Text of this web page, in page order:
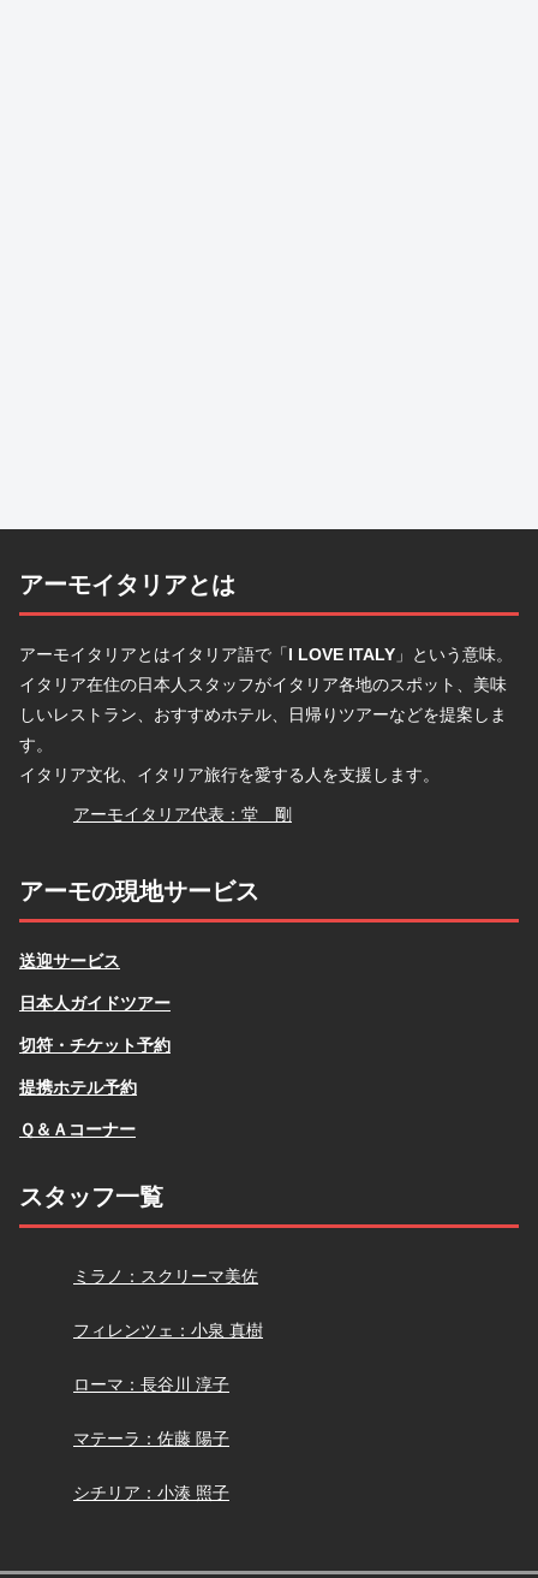
アーモイタリアとは
アーモイタリアとはイタリア語で「I LOVE ITALY 」という意味。
イタリア在住の日本人スタッフがイタリア各地のスポット、美味
しいレストラン、おすすめホテル、日帰りツアーなどを提案しま
す。
イタリア文化、イタリア旅行を愛する人を支援します。
堂
アーモイタリア代表：堂 剛
アーモの現地サービス
送迎サービス
日本人ガイドツアー
切符・チケット予約
提携ホテル予約
Ｑ＆Ａコーナー
スタッフ一覧
スクリーマ
ミラノ：スクリーマ美佐
小泉
フィレンツェ：小泉 真樹
長谷川
ローマ：長谷川 淳子
佐藤
マテーラ：佐藤 陽子
小湊
シチリア：小湊 照子